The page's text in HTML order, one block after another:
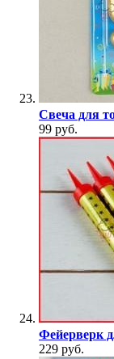
Свеча для
99 руб.
Фейерверк
229 руб.